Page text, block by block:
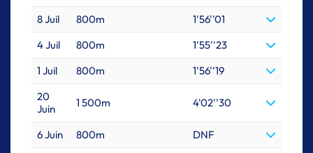
8 Juil
800m
1'56''01
4 Juil
800m
1'55''23
1 Juil
800m
1'56''19
20
Juin
1 500m 4'02''30
6 Juin 800m
DNF